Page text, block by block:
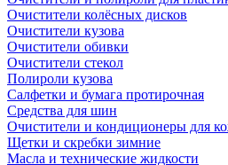
Очистители колёсных дисков
Очистители кузова
Очистители обивки
Очистители стекол
Полироли кузова
Салфетки и бумага протирочная
Средства для шин
Очистители и кондиционеры для
Щетки и скребки зимние
Масла и технические жидкости